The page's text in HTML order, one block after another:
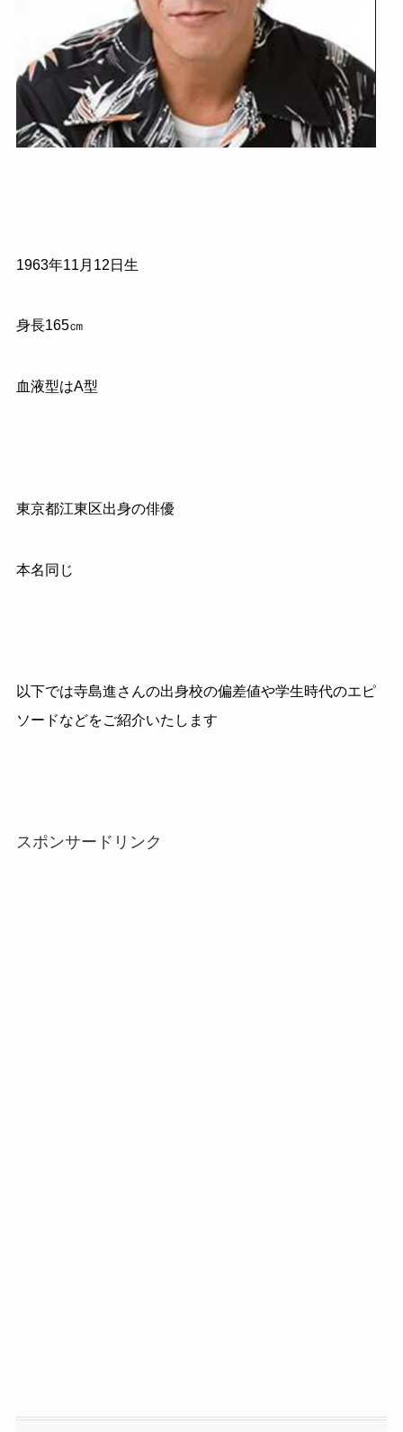
1963年11 月 12 日生
身長165㎝
血液型はA型
東京都江東区出身の俳優
本名同じ
以下では寺島進さんの出身校の偏差値や学生時代のエピ
ソードなどをご紹介いたします
スポンサードリンク